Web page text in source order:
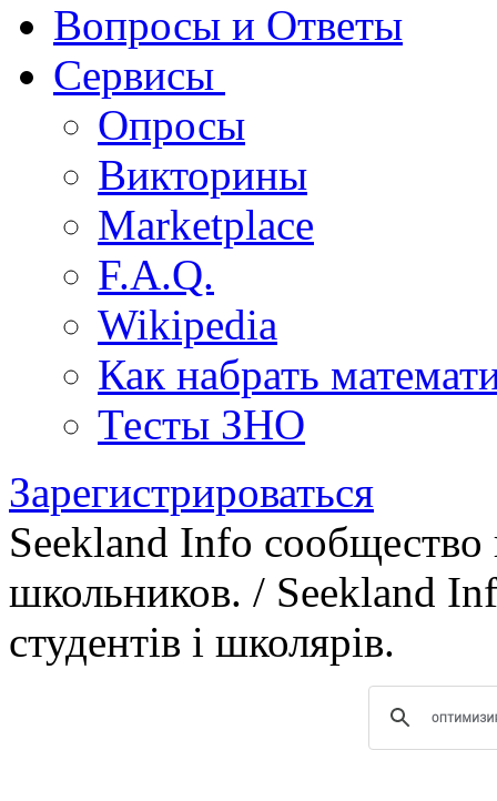
Вопросы и Ответы
Сервисы
Опросы
Викторины
Marketplace
F.A.Q.
Wikipedia
Как набрать
Тесты ЗНО
Зарегистрироваться
Seekland Info
школьников. / Seekland
студентів і школярів.